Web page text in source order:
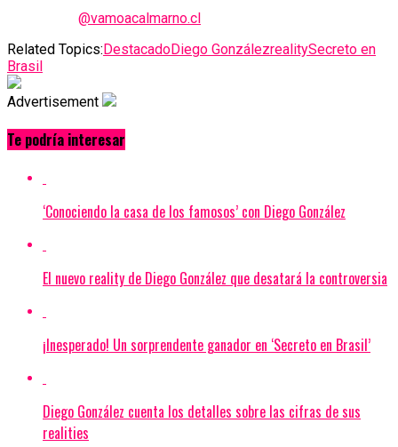
@vamoacalmarno.cl
Related Topics:DestacadoDiego GonzálezrealitySecreto en
Brasil
Advertisement
Te podría interesar
‘Conociendo la casa de los famosos’ con Diego González
El nuevo reality de Diego González que desatará la controversia
¡Inesperado! Un sorprendente ganador en ‘Secreto en Brasil’
Diego González cuenta los detalles sobre las cifras de sus
realities